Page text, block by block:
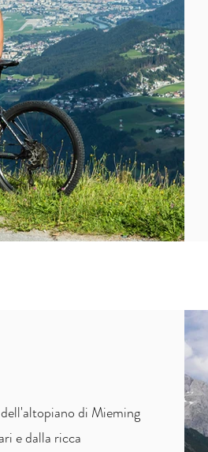
di Mieming
e dalla ricca